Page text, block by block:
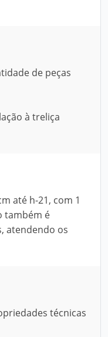
de peças
à treliça
até h-21, com 1
também é
atendendo os
técnicas